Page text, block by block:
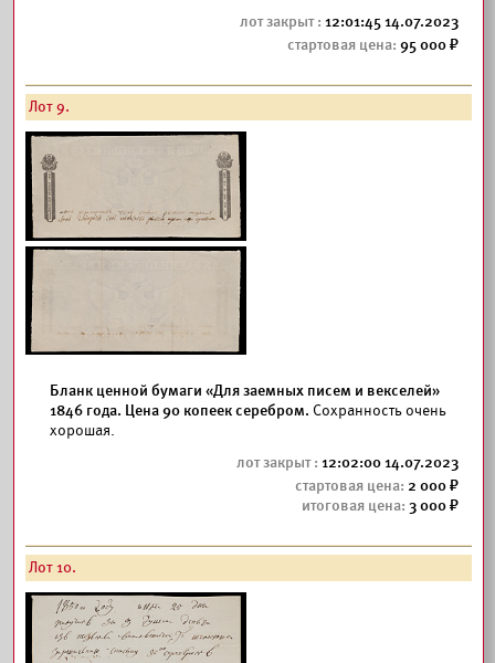
12:01:45 14.07.2023
95 000
Лот 9.
Бланк ценной бумаги «Для заемных писем и векселей»
1846 года. Цена 90 копеек серебром. Сохранность очень
хорошая.
12:02:00 14.07.2023
2 000
3 000
Лот 10.